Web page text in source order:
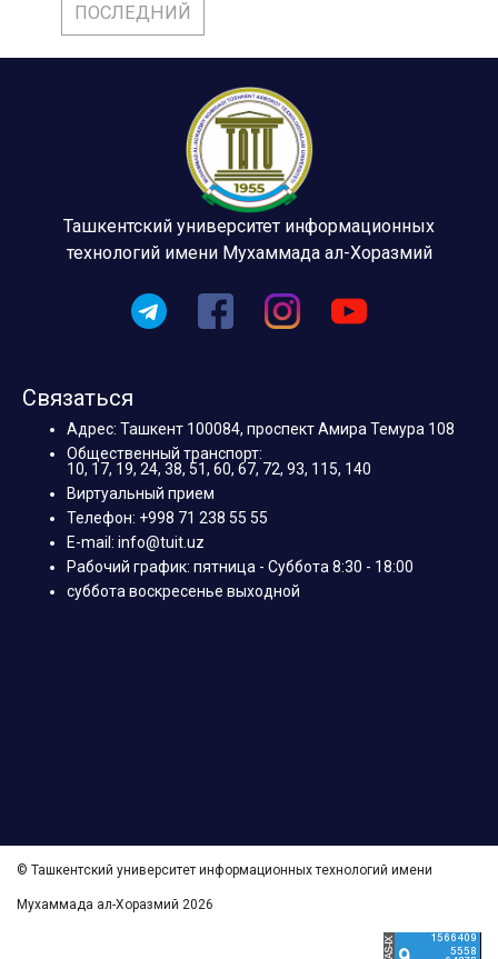
ПОСЛЕДНИЙ
Ташкентский университет информационных
технологий имени Мухаммада ал-Хоразмий
Связаться
Адрес: Ташкент 100084, проспект Амира Темура 108
Общественный транспорт:
10, 17, 19, 24, 38, 51, 60, 67, 72, 93, 115, 140
Виртуальный прием
Телефон: +998 71 238 55 55
E-mail: info@tuit.uz
Рабочий график: пятница - Суббота 8:30 - 18:00
суббота воскресенье выходной
© Ташкентский университет информационных технологий имени
Мухаммада ал-Хоразмий 2026